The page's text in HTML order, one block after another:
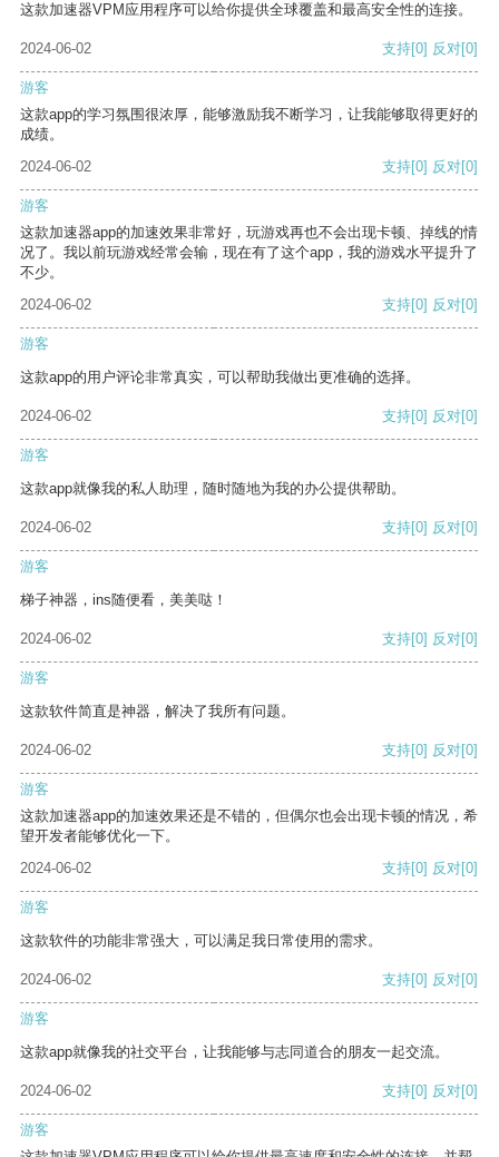
这款加速器VPM应用程序可以给你提供全球覆盖和最高安全性的连接。
2024-06-02 支持[0] 反对[0]
游客
这款app的学习氛围很浓厚，能够激励我不断学习，让我能够取得更好的
成绩。
2024-06-02
支持[0] 反对[0]
游客
这款加速器app的加速效果非常好，玩游戏再也不会出现卡顿、掉线的情
况了。我以前玩游戏经常会输，现在有了这个app，我的游戏水平提升了
不少。
2024-06-02
支持[0] 反对[0]
游客
这款app的用户评论非常真实，可以帮助我做出更准确的选择。
2024-06-02 支持[0] 反对[0]
游客
这款app就像我的私人助理，随时随地为我的办公提供帮助。
2024-06-02 支持[0] 反对[0]
游客
梯子神器，ins随便看，美美哒！
2024-06-02 支持[0] 反对[0]
游客
这款软件简直是神器，解决了我所有问题。
2024-06-02 支持[0] 反对[0]
游客
这款加速器app的加速效果还是不错的，但偶尔也会出现卡顿的情况，希
望开发者能够优化一下。
2024-06-02
支持[0] 反对[0]
游客
这款软件的功能非常强大，可以满足我日常使用的需求。
2024-06-02 支持[0] 反对[0]
游客
这款app就像我的社交平台，让我能够与志同道合的朋友一起交流。
2024-06-02 支持[0] 反对[0]
游客